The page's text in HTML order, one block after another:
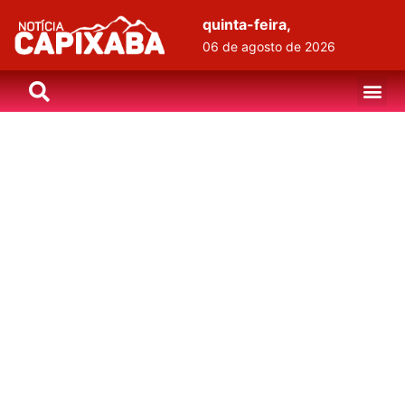
quinta-feira,
06 de agosto de 2026